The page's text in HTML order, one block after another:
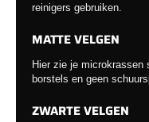
reinigers gebruiken.
MATTE VELGEN
Hier zie je microkrassen
borstels en geen
ZWARTE VELGEN